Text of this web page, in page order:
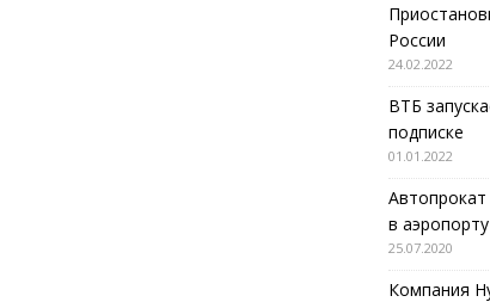
России
24.02.2022
ВТБ
подписке
01.01.2022
в
25.07.2020
Компания